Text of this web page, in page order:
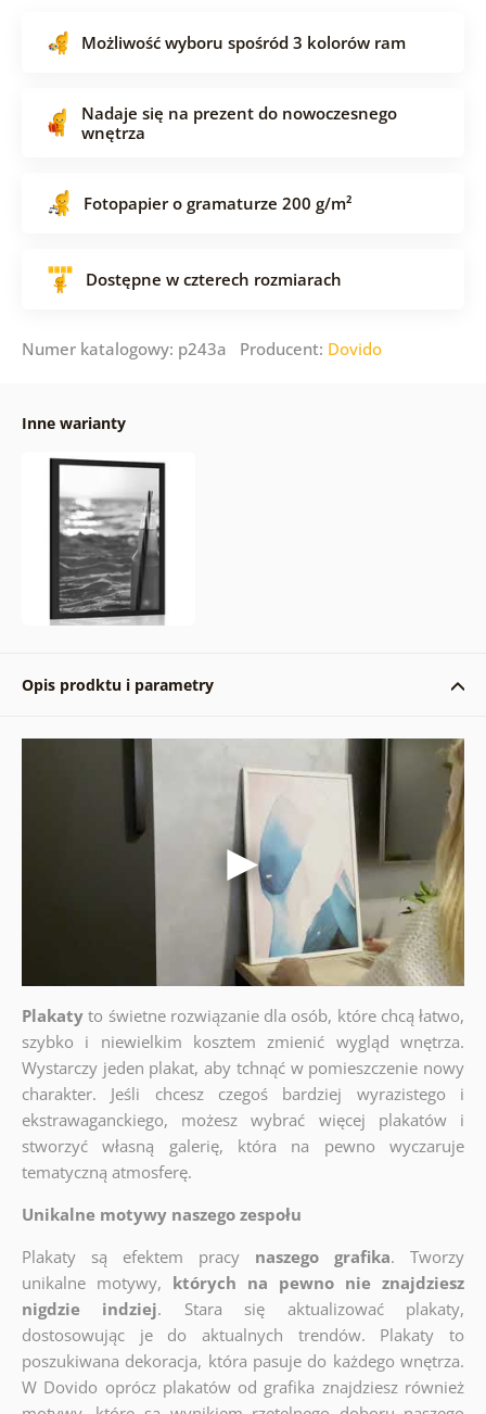
Możliwość wyboru spośród 3 kolorów ram
Nadaje się na prezent do nowoczesnego
wnętrza
Fotopapier o gramaturze 200 g/m²
Dostępne w czterech rozmiarach
Numer katalogowy: p243a Producent: Dovido
Inne warianty
Opis prodktu i parametry
Plakaty to świetne rozwiązanie dla osób, które chcą łatwo,
szybko i niewielkim kosztem zmienić wygląd wnętrza.
Wystarczy jeden plakat, aby tchnąć w pomieszczenie nowy
charakter. Jeśli chcesz czegoś bardziej wyrazistego i
ekstrawaganckiego, możesz wybrać więcej plakatów i
stworzyć własną galerię, która na pewno wyczaruje
tematyczną atmosferę.
Unikalne motywy naszego zespołu
Plakaty są efektem pracy
naszego grafika. Tworzy
unikalne motywy, których na pewno nie znajdziesz
nigdzie indziej. Stara się aktualizować plakaty,
dostosowując je do aktualnych trendów. Plakaty to
poszukiwana dekoracja, która pasuje do każdego wnętrza.
W Dovido oprócz plakatów od grafika znajdziesz również